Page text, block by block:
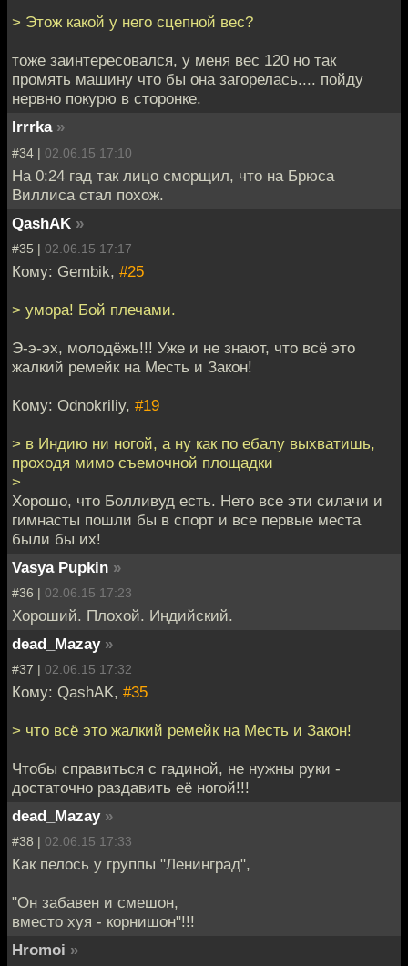
> Этож какой у него сцепной вес?
тоже заинтересовался, у меня вес 120 но так
промять машину что бы она загорелась.... пойду
нервно покурю в сторонке.
Irrrka »
#34 | 02.06.15 17:10
На 0:24 гад так лицо сморщил, что на Брюса
Виллиса стал похож.
QashAK »
#35 | 02.06.15 17:17
Кому: Gembik, #25
> умора! Бой плечами.
Э-э-эх, молодёжь!!! Уже и не знают, что всё это
жалкий ремейк на Месть и Закон!
Кому: Odnokriliy, #19
> в Индию ни ногой, а ну как по ебалу выхватишь,
проходя мимо съемочной площадки
>
Хорошо, что Болливуд есть. Нето все эти силачи и
гимнасты пошли бы в спорт и все первые места
были бы их!
Vasya Pupkin »
#36 | 02.06.15 17:23
Хороший. Плохой. Индийский.
dead_Mazay »
#37 | 02.06.15 17:32
Кому: QashAK, #35
> что всё это жалкий ремейк на Месть и Закон!
Чтобы справиться с гадиной, не нужны руки -
достаточно раздавить её ногой!!!
dead_Mazay »
#38 | 02.06.15 17:33
Как пелось у группы "Ленинград",
"Он забавен и смешон,
вместо хуя - корнишон"!!!
Hromoi »